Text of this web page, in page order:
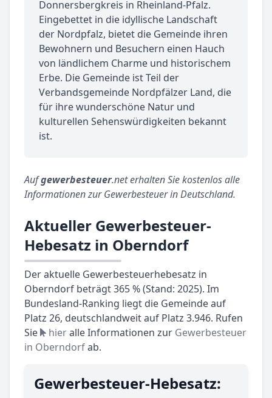
Donnersbergkreis in Rheinland-Pfalz.
Eingebettet in die idyllische Landschaft
der Nordpfalz, bietet die Gemeinde ihren
Bewohnern und Besuchern einen Hauch
von ländlichem Charme und historischem
Erbe. Die Gemeinde ist Teil der
Verbandsgemeinde Nordpfälzer Land, die
für ihre wunderschöne Natur und
kulturellen Sehenswürdigkeiten bekannt
ist.
Aufgewerbesteuer.net erhalten Sie kostenlos alle
Informationen zur Gewerbesteuer in Deutschland.
Aktueller Gewerbesteuer-
Hebesatz in Oberndorf
Der aktuelle Gewerbesteuerhebesatz in
Oberndorf beträgt 365 % (Stand: 2025). Im
Bundesland-Ranking liegt die Gemeinde auf
Platz 26, deutschlandweit auf Platz 3.946. Rufen
Sie
hieralle Informationen zur Gewerbesteuer
in Oberndorfab.
Gewerbesteuer-Hebesatz: